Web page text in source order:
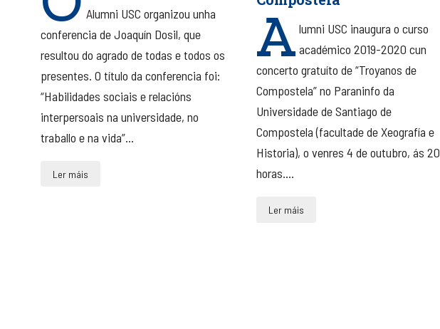
Alumni USC organizou unha
conferencia de Joaquín Dosil, que
resultou do agrado de todas e todos os
presentes. O título da conferencia foi:
“Habilidades sociais e relacións
interpersoais na universidade, no
traballo e na vida”...
Ler máis
A lumni USC inaugura o curso
académico 2019-2020 cun
concerto gratuíto de “Troyanos de
Compostela” no Paraninfo da
Universidade de Santiago de
Compostela (facultade de Xeografía e
Historia), o venres 4 de outubro, ás 20
horas....
Ler máis